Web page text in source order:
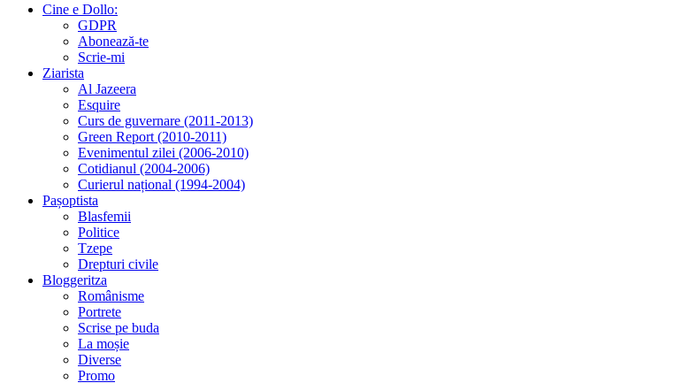
Cine e Dollo:
GDPR
Abonează-te
Scrie-mi
Ziarista
Al Jazeera
Esquire
Curs de guvernare (2011-2013)
Green Report (2010-2011)
Evenimentul zilei (2006-2010)
Cotidianul (2004-2006)
Curierul național (1994-2004)
Pașoptista
Blasfemii
Politice
Tzepe
Drepturi civile
Bloggeritza
Românisme
Portrete
Scrise pe buda
La moșie
Diverse
Promo